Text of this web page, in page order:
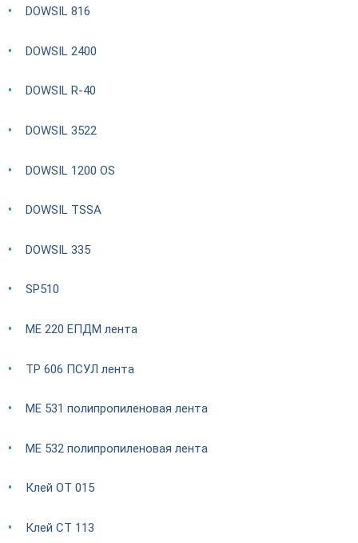
DOWSIL 816
DOWSIL 2400
DOWSIL R-40
DOWSIL 3522
DOWSIL 1200 OS
DOWSIL TSSA
DOWSIL 335
SP510
ME 220 ЕПДМ лента
TP 606 ПСУЛ лента
ME 531 полипропиленовая лента
ME 532 полипропиленовая лента
Клей OT 015
Клей CT 113